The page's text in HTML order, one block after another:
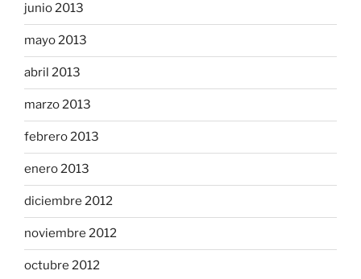
junio 2013
mayo 2013
abril 2013
marzo 2013
febrero 2013
enero 2013
diciembre 2012
noviembre 2012
octubre 2012